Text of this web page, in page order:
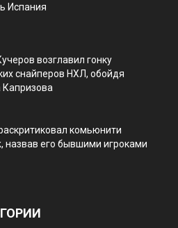
Испания
возглавил гонку
снайперов НХЛ, обойдя
Капризова
комьюнити
назвав его бывшими игроками